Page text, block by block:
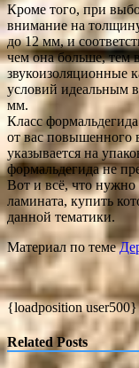
Кроме того, при
внимание на
до 12 мм, и
чем она больше, тем
звукоизоляционные
условий идеальным
мм.
Класс
от вас повышенного
указывается на
формальдегида не
Вот и всё, что нужно
ламината, купить
данной тематики.
Материал по теме
{loadposition user500}
Related Posts